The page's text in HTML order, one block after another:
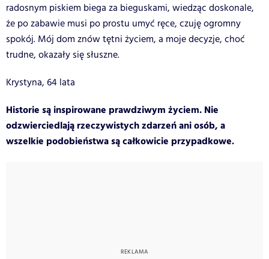
radosnym piskiem biega za bieguskami, wiedząc doskonale,
że po zabawie musi po prostu umyć ręce, czuję ogromny
spokój. Mój dom znów tętni życiem, a moje decyzje, choć
trudne, okazały się słuszne.
Krystyna, 64 lata
Historie są inspirowane prawdziwym życiem. Nie
odzwierciedlają rzeczywistych zdarzeń ani osób, a
wszelkie podobieństwa są całkowicie przypadkowe.